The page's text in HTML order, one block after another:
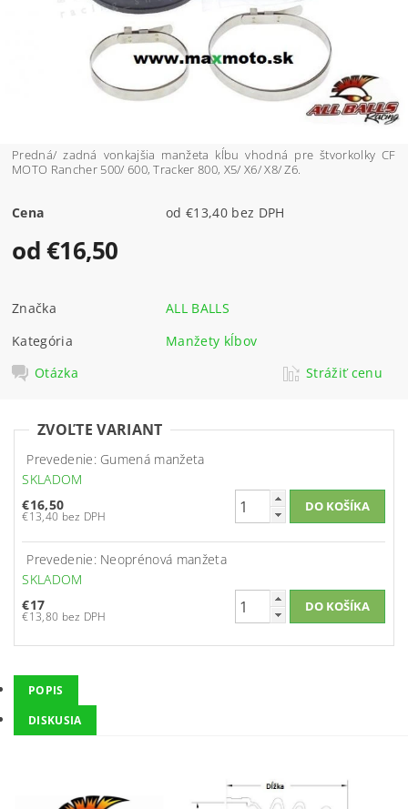
Predná/ zadná vonkajšia manžeta kĺbu vhodná pre štvorkolky CF
MOTO Rancher 500/ 600, Tracker 800, X5/ X6/ X8/ Z6.
Cena od €13,40 bez DPH
od €16,50
Značka
ALL BALLS
Kategória
Manžety kĺbov
Otázka
Strážiť cenu
ZVOĽTE VARIANT
Prevedenie: Gumená manžeta
SKLADOM
€16,50
€13,40 bez DPH
Prevedenie: Neoprénová manžeta
SKLADOM
€17
€13,80 bez DPH
POPIS
DISKUSIA